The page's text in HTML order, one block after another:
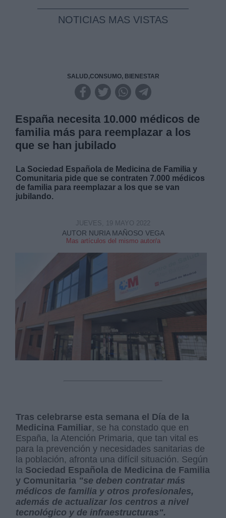
NOTICIAS MAS VISTAS
SALUD,CONSUMO, BIENESTAR
España necesita 10.000 médicos de
familia más para reemplazar a los
que se han jubilado
La Sociedad Española de Medicina de Familia y
Comunitaria pide que se contraten 7.000 médicos
de familia para reemplazar a los que se van
jubilando.
AUTOR NURIA MAÑOSO VEGA
Mas artículos del mismo autor/a
JUEVES, 19 MAYO 2022
Tras celebrarse esta semana el Día de la
Medicina Familiar, se ha constado que en
España, la Atención Primaria, que tan vital es
para la prevención y necesidades sanitarias de
la población, afronta una difícil situación. Según
la Sociedad Española de Medicina de Familia
y Comunitaria "se deben contratar más
médicos de familia y otros profesionales,
además de actualizar los centros a nivel
tecnológico y de infraestructuras".